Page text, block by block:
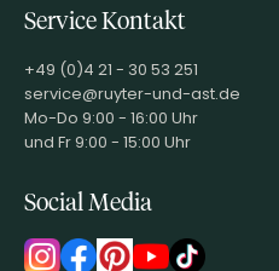
Service Kontakt
+49 (0)4 21 - 30 53 251
service@ruyter-und-ast.de
Mo-Do 9:00 - 16:00 Uhr
und Fr 9:00 - 15:00 Uhr
Social Media